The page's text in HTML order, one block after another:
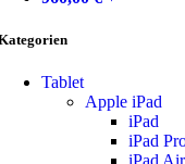
Tablet
Apple iPad
iPad
iPad
iPad Air